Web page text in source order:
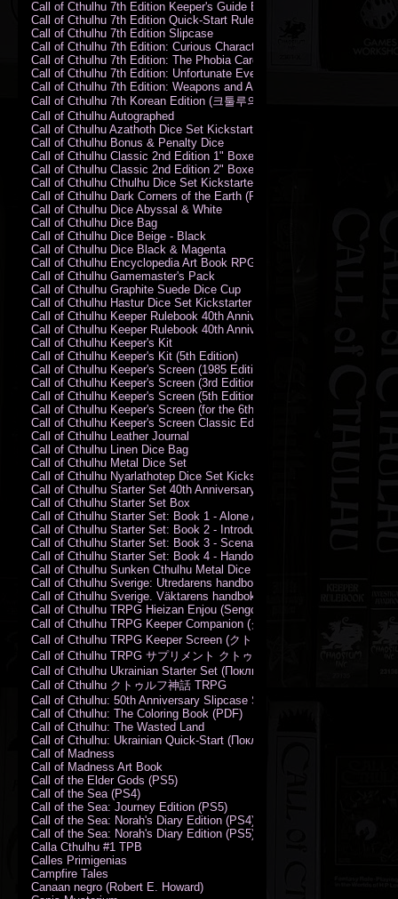
Call of Cthulhu 7th Edition Keeper's Guide El Artesano del Rey Edition
Call of Cthulhu 7th Edition Quick-Start Rules (PDF)
Call of Cthulhu 7th Edition Slipcase
Call of Cthulhu 7th Edition: Curious Characters Card Deck
Call of Cthulhu 7th Edition: The Phobia Card Deck
Call of Cthulhu 7th Edition: Unfortunate Events Card Deck
Call of Cthulhu 7th Edition: Weapons and Artifacts Card Deck
Call of Cthulhu 7th Korean Edition (크툴루의 부름: 수호자 룰북)
Call of Cthulhu Autographed
Call of Cthulhu Azathoth Dice Set Kickstarter Edition
Call of Cthulhu Bonus & Penalty Dice
Call of Cthulhu Classic 2nd Edition 1" Boxed Rules Set
Call of Cthulhu Classic 2nd Edition 2" Boxed Rules Set
Call of Cthulhu Cthulhu Dice Set Kickstarter Edition
Call of Cthulhu Dark Corners of the Earth (PC)
Call of Cthulhu Dice Abyssal & White
Call of Cthulhu Dice Bag
Call of Cthulhu Dice Beige - Black
Call of Cthulhu Dice Black & Magenta
Call of Cthulhu Encyclopedia Art Book RPG KA
Call of Cthulhu Gamemaster's Pack
Call of Cthulhu Graphite Suede Dice Cup
Call of Cthulhu Hastur Dice Set Kickstarter Edition
Call of Cthulhu Keeper Rulebook 40th Anniversary Edition
Call of Cthulhu Keeper Rulebook 40th Anniversary Edition (PDF)
Call of Cthulhu Keeper's Kit
Call of Cthulhu Keeper's Kit (5th Edition)
Call of Cthulhu Keeper's Screen (1985 Edition)
Call of Cthulhu Keeper's Screen (3rd Edition)
Call of Cthulhu Keeper's Screen (5th Edition)
Call of Cthulhu Keeper's Screen (for the 6th Edition Rules)
Call of Cthulhu Keeper's Screen Classic Edition
Call of Cthulhu Leather Journal
Call of Cthulhu Linen Dice Bag
Call of Cthulhu Metal Dice Set
Call of Cthulhu Nyarlathotep Dice Set Kickstarter Edition
Call of Cthulhu Starter Set 40th Anniversary Edition
Call of Cthulhu Starter Set Box
Call of Cthulhu Starter Set: Book 1 - Alone Against the Flames
Call of Cthulhu Starter Set: Book 2 - Introductory Rules
Call of Cthulhu Starter Set: Book 3 - Scenarios
Call of Cthulhu Starter Set: Book 4 - Handouts
Call of Cthulhu Sunken Cthulhu Metal Dice Set
Call of Cthulhu Sverige: Utredarens handbok (PDF)
Call of Cthulhu Sverige. Väktarens handbok
Call of Cthulhu TRPG Hieizan Enjou (Sengoku Period)
Call of Cthulhu TRPG Keeper Companion (クトゥルフ神話TRPG キー
Call of Cthulhu TRPG Keeper Screen (クトゥルフ神話TRPG キーパー
Call of Cthulhu TRPG サプリメント クトゥルフ2015
Call of Cthulhu Ukrainian Starter Set (Поклик Ктулху. Базовий набір)
Call of Cthulhu クトゥルフ神話 TRPG
Call of Cthulhu: 50th Anniversary Slipcase Set
Call of Cthulhu: The Coloring Book (PDF)
Call of Cthulhu: The Wasted Land
Call of Cthulhu: Ukrainian Quick-Start (Поклик Ктулху. Швидкий
Call of Madness
Call of Madness Art Book
Call of the Elder Gods (PS5)
Call of the Sea (PS4)
Call of the Sea: Journey Edition (PS5)
Call of the Sea: Norah's Diary Edition (PS4)
Call of the Sea: Norah's Diary Edition (PS5)
Calla Cthulhu #1 TPB
Calles Primigenias
Campfire Tales
Canaan negro (Robert E. Howard)